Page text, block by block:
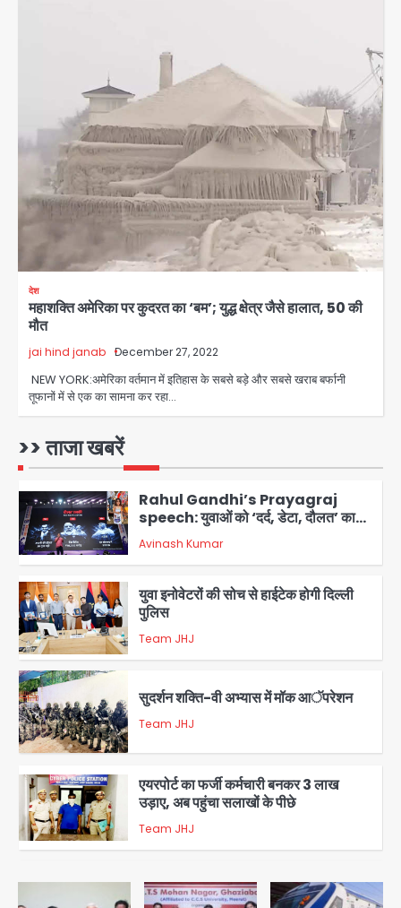
देश
महाशक्ति अमेरिका पर कुदरत का ‘बम’; युद्ध क्षेत्र जैसे हालात, 50 की
मौत
jai hind janab December 27, 2022
NEW YORK:अमेरिका वर्तमान में इतिहास के सबसे बड़े और सबसे खराब बर्फानी
तूफानों में से एक का सामना कर रहा…
>> ताजा खबरें
युवा इनोवेटरों की सोच से हाईटेक होगी दिल्ली
Team JHJ
4
सुदर्शन शक्ति-वी अभ्यास में मॉक आॅपरेशन
Team JHJ
एयरपोर्ट का फर्जी कर्मचारी बनकर 3 लाख
उड़ाए, अब पहुंचा सलाखों के पीछे
साल की मेड ने की खुदकुशी, शरीर पर नहीं मिली
कोई बाहरी
Avinash Kumar
2
संदेश, बीजेपी का वार
3
युवा इनोवेटरों की सोच से हाईटेक होगी दिल्ली
पुलिस
4
सुदर्शन शक्ति-वी अभ्यास में मॉक आॅपरेशन
Team JHJ
5
एयरपोर्ट का फर्जी कर्मचारी बनकर 3 लाख
Noida Sector-49: सेक्टर-49 में 18
साल की मेड ने की खुदकुशी, शरीर पर नहीं मिली
कोई बाहरी